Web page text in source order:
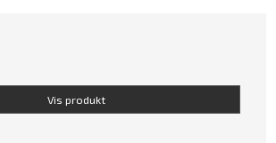
Vis produkt